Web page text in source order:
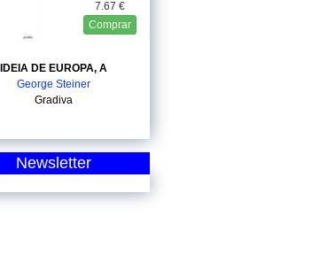
7.67 €
Comprar
IDEIA DE EUROPA, A
George Steiner
Gradiva
Newsletter